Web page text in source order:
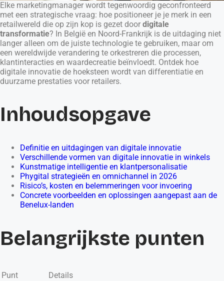
Elke marketingmanager wordt tegenwoordig geconfronteerd
met een strategische vraag: hoe positioneer je je merk in een
retailwereld die op zijn kop is gezet door digitale
transformatie? In België en Noord-Frankrijk is de uitdaging niet
langer alleen om de juiste technologie te gebruiken, maar om
een wereldwijde verandering te orkestreren die processen,
klantinteracties en waardecreatie beïnvloedt. Ontdek hoe
digitale innovatie de hoeksteen wordt van differentiatie en
duurzame prestaties voor retailers.
Inhoudsopgave
Definitie en uitdagingen van digitale innovatie
Verschillende vormen van digitale innovatie in winkels
Kunstmatige intelligentie en klantpersonalisatie
Phygital strategieën en omnichannel in 2026
Risico’s, kosten en belemmeringen voor invoering
Concrete voorbeelden en oplossingen aangepast aan de
Benelux-landen
Belangrijkste punten
Punt Details